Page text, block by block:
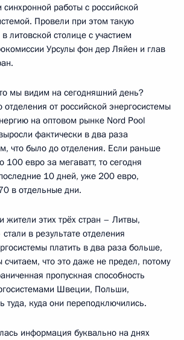
работы с российской
Провели при этом такую
литовской столице с участием
Урсулы фон дер Ляйен и глав
мы видим на сегодняшний день?
отделения от российской энергосистемы
на оптовом рынке Nord Pool
фактически в два раза
что было до отделения. Если раньше
100 евро за мегаватт, то сегодня
10 дней, уже 200 евро,
в отдельные дни.
жители этих трёх стран – Литвы,
в результате отделения
платить в два раза больше,
что это даже не предел, потому
пропускная способность
Швеции, Польши,
туда, куда они переподключились.
информация буквально на днях